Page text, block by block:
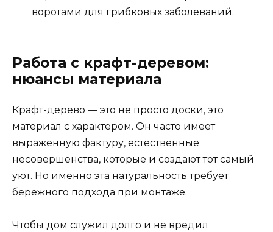
воротами для грибковых заболеваний.
Работа с крафт-деревом:
нюансы материала
Крафт-дерево — это не просто доски, это
материал с характером. Он часто имеет
выраженную фактуру, естественные
несовершенства, которые и создают тот самый
уют. Но именно эта натуральность требует
бережного подхода при монтаже.
Чтобы дом служил долго и не вредил